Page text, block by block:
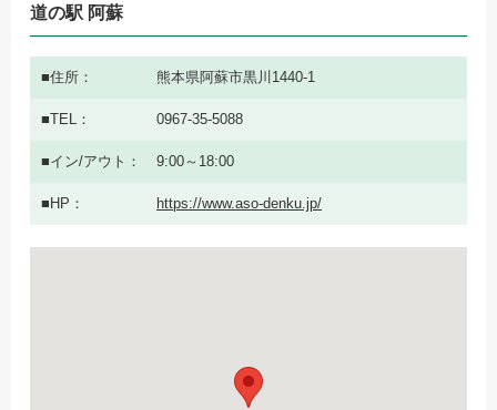
道の駅 阿蘇
住所 熊本県阿蘇市黒川1440-1
TEL 0967-35-5088
イン/アウト 9:00～18:00
HP https://www.aso-denku.jp/